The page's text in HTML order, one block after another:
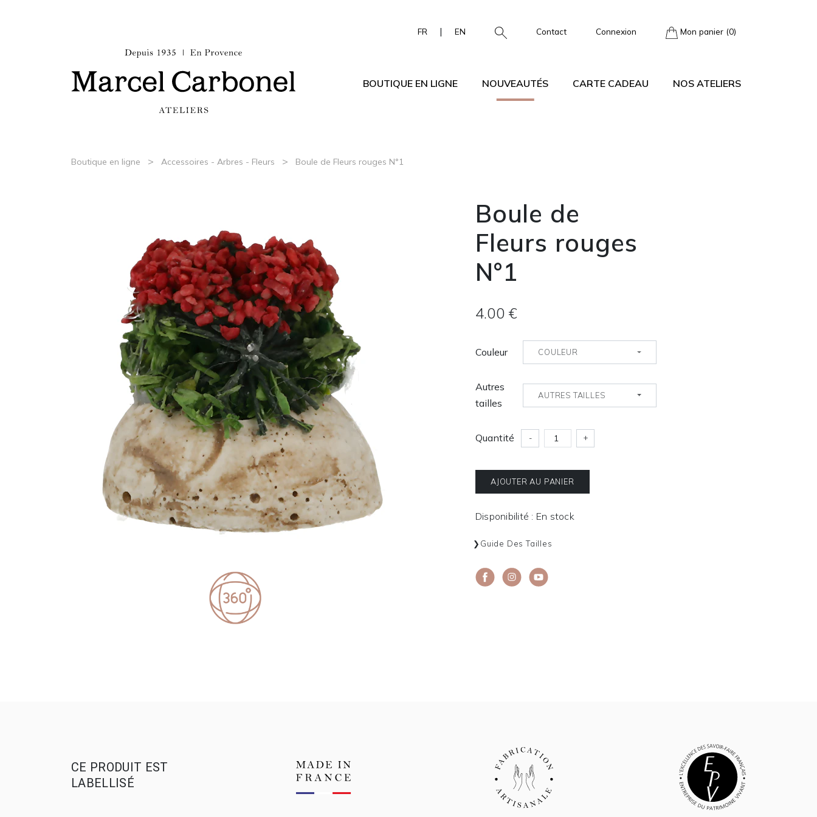
FR | EN Contact Connexion Mon panier (0)
BOUTIQUE EN LIGNE NOUVEAUTÉS CARTE CADEAU NOS ATELIERS
Boutique en ligne > Accessoires - Arbres - Fleurs > Boule de Fleurs rouges N°1
Boule de
Fleurs rouges
N°1
4.00 €
Couleur COULEUR
Autres
tailles
AUTRES TAILLES
Quantité - +
AJOUTER AU PANIER
Disponibilité : En stock
Guide Des Tailles
CE PRODUIT EST
LABELLISÉ